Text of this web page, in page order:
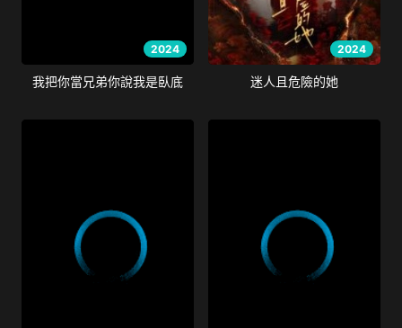
2024
我把你當兄弟你說我是臥底
2024
迷人且危險的她